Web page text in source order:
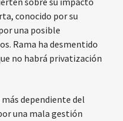
conocido por su
una posible
Rama ha desmentido
no habrá privatización
dependiente del
una mala gestión